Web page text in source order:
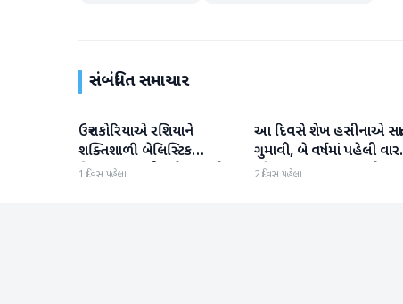
સંબંધિત સમાચાર
આંતરરાષ્ટ્રીય
ઉત્તર કોરિયાએ રશિયાને
શક્તિશાળી બેલિસ્ટિક
મિસાઇલ આપી, યુક્રેન ગુસ્સે
1 દિવસ પહેલા
આંતરરાષ્ટ્રીય
આ દિવસે શેખ હસીનાએ સત્તા
ગુમાવી, બે વર્ષમાં પહેલી વાર
દુનિયા સમક્ષ હાજર થશે
2 દિવસ પહેલા